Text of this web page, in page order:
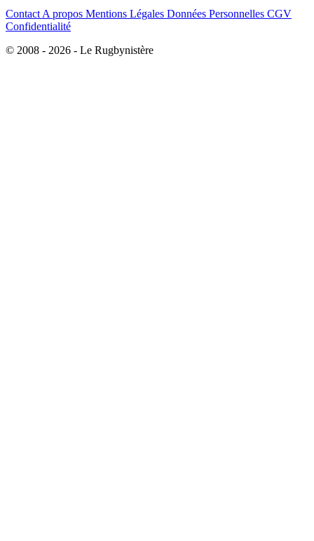
Contact A propos Mentions Légales Données Personnelles CGV
Confidentialité
© 2008 - 2026 - Le Rugbynistère